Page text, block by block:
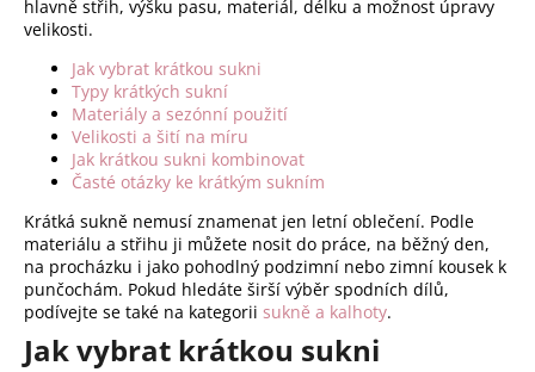
v
y
v
ý
p
i
s
u
hlavně střih, výšku pasu, materiál, délku a možnost úpravy
velikosti.
Jak vybrat krátkou sukni
Typy krátkých sukní
Materiály a sezónní použití
Velikosti a šití na míru
Jak krátkou sukni kombinovat
Časté otázky ke krátkým sukním
Krátká sukně nemusí znamenat jen letní oblečení. Podle
materiálu a střihu ji můžete nosit do práce, na běžný den,
na procházku i jako pohodlný podzimní nebo zimní kousek k
punčochám. Pokud hledáte širší výběr spodních dílů,
podívejte se také na kategorii sukně a kalhoty.
Jak vybrat krátkou sukni